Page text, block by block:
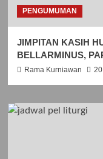
PENGUMUMAN
JIMPITAN KASIH
BELLARMINUS,
Rama Kurniawan